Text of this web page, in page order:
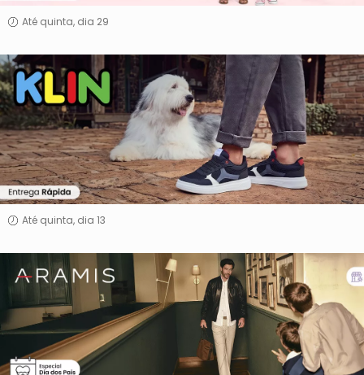
Até quinta, dia 29
Klin
Até quinta, dia 13
Aramis